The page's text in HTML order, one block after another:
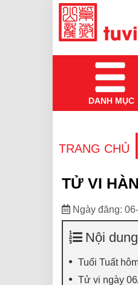
DANH MỤC
TRANG CHỦ |
TỬ VI
Ngày đăng:
Nội dung
Tuổi Tuất
Tử vi ngày